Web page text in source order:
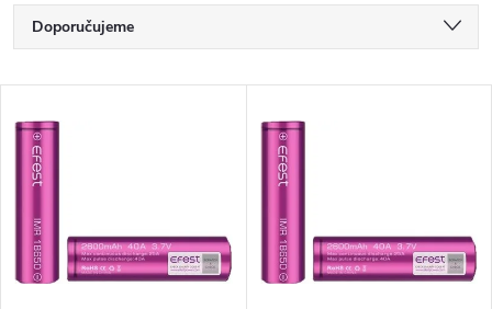
Ř
a
z
e
n
Doporučujeme
Nejprodávanější
V
ý
p
i